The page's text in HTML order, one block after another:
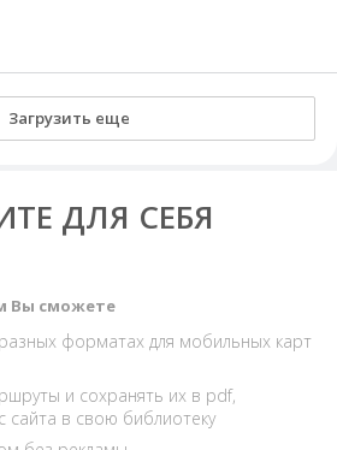
Загрузить еще
ДЛЯ СЕБЯ
Вы сможете
форматах для мобильных карт
и сохранять их в pdf,
сайта в свою библиотеку